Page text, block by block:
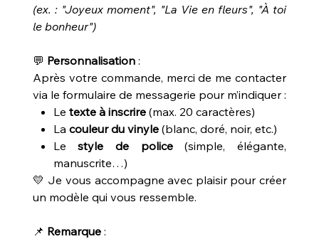
(ex. : "Joyeux moment", "La Vie en fleurs", "À toi
le bonheur")
💬 Personnalisation:
Après votre commande, merci de me contacter
via le formulaire de messagerie pour m’indiquer :
Le texte à inscrire(max. 20 caractères)
La couleur du vinyle(blanc, doré, noir, etc.)
Lestyle de police(simple, élégante,
manuscrite…)
💛 Je vous accompagne avec plaisir pour créer
un modèle qui vous ressemble.
📌 Remarque: